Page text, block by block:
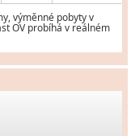
výměnné pobyty v
OV probíhá v reálném